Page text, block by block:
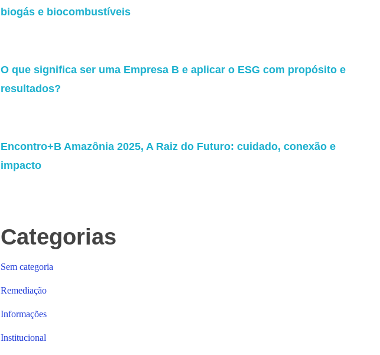
biogás e biocombustíveis
O que significa ser uma Empresa B e aplicar o ESG com propósito e
resultados?
Encontro+B Amazônia 2025, A Raiz do Futuro: cuidado, conexão e
impacto
Categorias
Sem categoria
Remediação
Informações
Institucional